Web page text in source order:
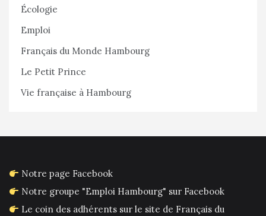
Écologie
Emploi
Français du Monde Hambourg
Le Petit Prince
Vie française à Hambourg
Notre page Facebook
Notre groupe "Emploi Hambourg" sur Facebook
Le coin des adhérents sur le site de Français du